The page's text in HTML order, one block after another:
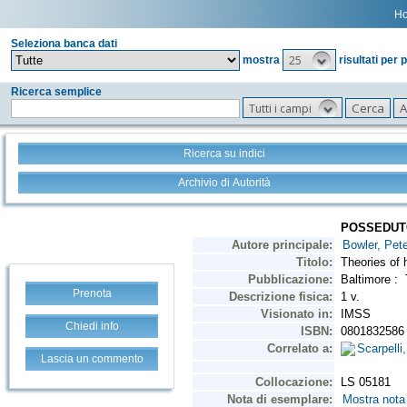
Seleziona banca dati
mostra
25 risultati per
Ricerca semplice
Tutti i campi
Ricerca su indici
Archivio di Autorità
Prenota
Chiedi info
Lascia un commento